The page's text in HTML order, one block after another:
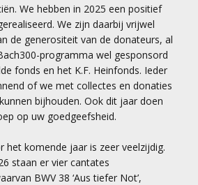
We hebben in 2025 een positief
We zijn daarbij vrijwel
de generositeit van de donateurs, al
programma wel gesponsord
fonds en het K.F. Heinfonds. Ieder
of we met collectes en donaties
bijhouden. Ook dit jaar doen
op uw goedgeefsheid.
het komende jaar is zeer veelzijdig.
staan er vier cantates
BWV 38 ‘Aus tiefer Not’,